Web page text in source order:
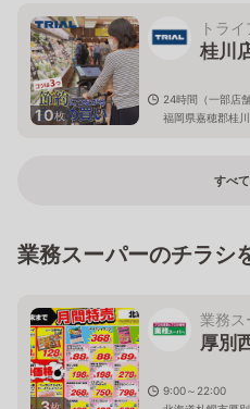
10枚
トラ
桂川
24時間（一部店舗
福岡県嘉穂郡桂
すべ
業務スーパーのチラシ
業務ス
厚別
9:00～22:00